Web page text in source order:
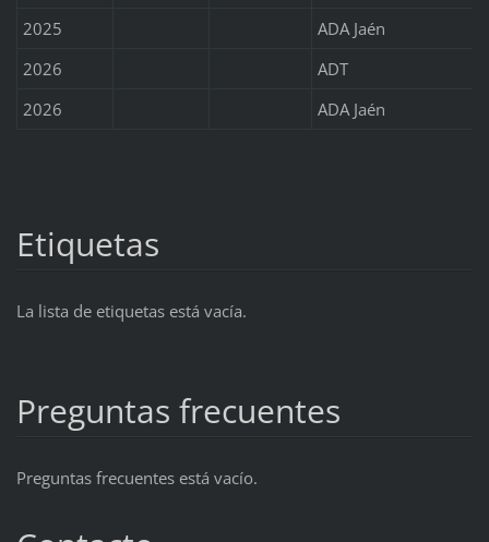
2025
ADA Jaén
2026
ADT
2026
ADA Jaén
Etiquetas
La lista de etiquetas está vacía.
Preguntas frecuentes
Preguntas frecuentes está vacío.